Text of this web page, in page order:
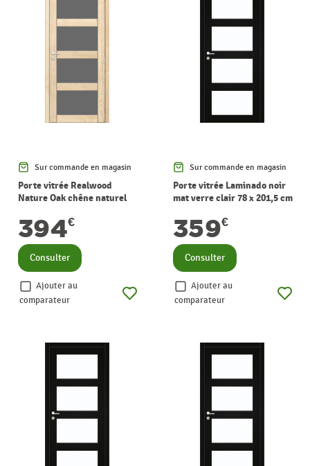
Sur commande en magasin
Porte vitrée Realwood
Nature Oak chêne naturel
THYS
394€
Consulter
Ajouter au
comparateur
Sur commande en magasin
Porte vitrée Laminado noir
mat verre clair 78 x 201,5 cm
359€
Consulter
Ajouter au
comparateur